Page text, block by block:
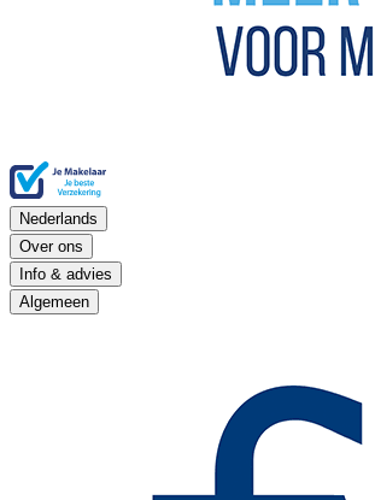
Nederlands
Over ons
Info & advies
Algemeen